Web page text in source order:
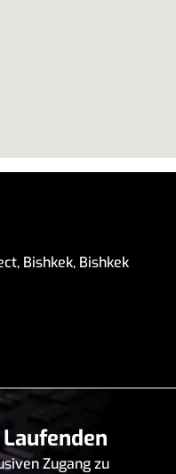
, Bishkek, Bishkek
Zugang zu